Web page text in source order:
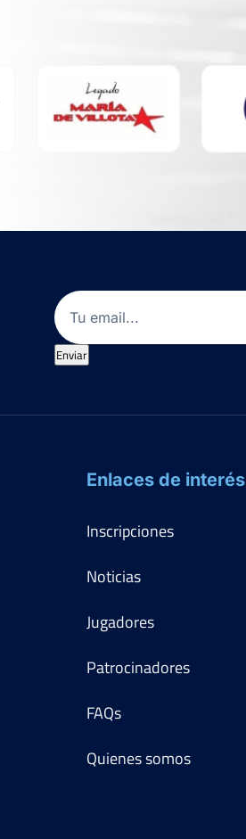
Email
Enviar
Enlaces de interés
Inscripciones
Noticias
Jugadores
Patrocinadores
FAQs
Quienes somos